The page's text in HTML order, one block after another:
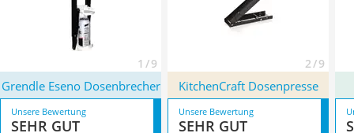
1 / 9 2 / 9
Grendle Eseno Dosenbrecher KitchenCraft Dosenpresse
Unsere Bewertung
SEHR GUT
Unsere Bewertung
SEHR GUT